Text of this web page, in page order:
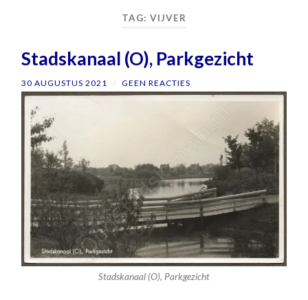
TAG: VIJVER
Stadskanaal (O), Parkgezicht
30 AUGUSTUS 2021 / GEEN REACTIES
Stadskanaal (O), Parkgezicht